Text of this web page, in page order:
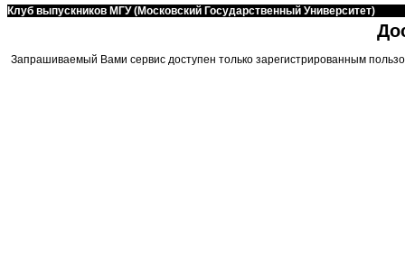
Клуб выпускников МГУ (Московский Государственный Университет)
Запрашиваемый Вами сервис доступен только зарегистрированным